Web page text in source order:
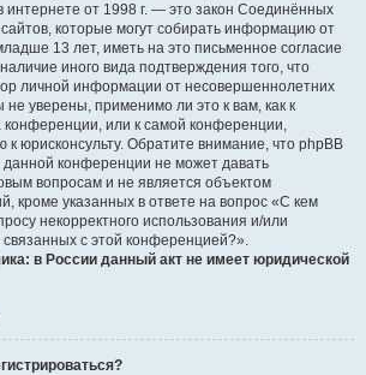
интернете от 1998 г. — это закон Соединённых
которые могут собирать информацию от
13 лет, иметь на это письменное согласие
иного вида подтверждения того, что
личной информации от несовершеннолетних
уверены, применимо ли это к вам, как к
или к самой конференции,
юрисконсульту. Обратите внимание, что phpBB
конференции не может давать
вопросам и не является объектом
кроме указанных в ответе на вопрос «С кем
некорректного использования и/или
с этой конференцией?».
в России данный акт не имеет юридической